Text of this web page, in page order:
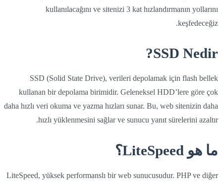
kullanılacağını ve sitenizi 3 kat hızlandırmanın yollarını
keşfedeceğiz.
SSD Nedir?
SSD (Solid State Drive), verileri depolamak için flash bellek
kullanan bir depolama birimidir. Geleneksel HDD’lere göre çok
daha hızlı veri okuma ve yazma hızları sunar. Bu, web sitenizin daha
hızlı yüklenmesini sağlar ve sunucu yanıt sürelerini azaltır.
ما هو LiteSpeed؟
LiteSpeed, yüksek performanslı bir web sunucusudur. PHP ve diğer